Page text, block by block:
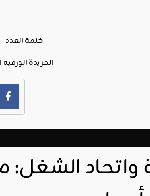
كلمة العدد
الجريدة
الشغل: